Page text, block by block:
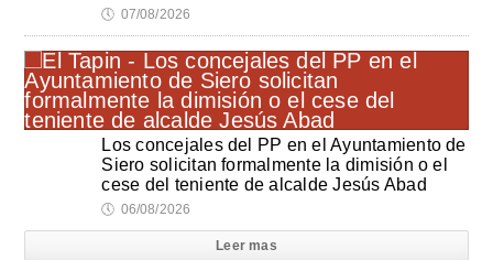
🕔 07/08/2026
Los concejales del PP en el Ayuntamiento de
Siero solicitan formalmente la dimisión o el
cese del teniente de alcalde Jesús Abad
🕔 06/08/2026
Leer mas